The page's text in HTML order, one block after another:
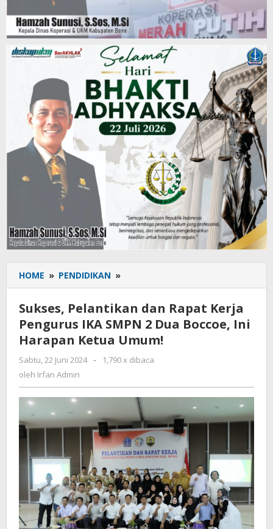
HOME » PENDIDIKAN »
Pelantikan
Rapat
Kerja
Pengurus
SMPN
Dua
Boccoe,
Ini
Harapan
Ketua
Umum!
Sukses, Pelantikan dan Rapat Kerja
Pengurus IKA SMPN 2 Dua Boccoe, Ini
Harapan Ketua Umum!
Sabtu, 22 Juni 2024
oleh
-
1,790 x dibaca
oleh Irfan Admin